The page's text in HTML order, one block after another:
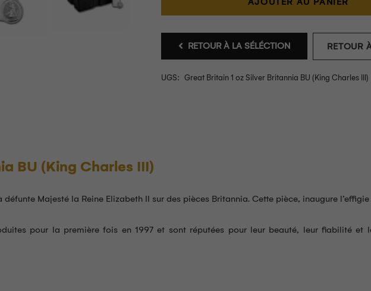
RETOUR À LA SÉLÉCTION RETOUR
UGS: Great Britain 1 oz Silver Britannia BU (King Charles III)
BU (King Charles III)
Majesté la Reine Elizabeth II sur des pièces Britannia. Cette pièce, inaugure
pour la première fois en 1997 et sont réputées pour leur beauté, leur fiabilité et